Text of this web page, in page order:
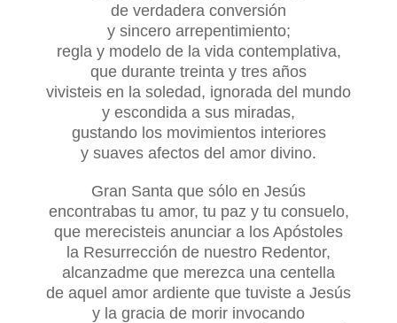
de verdadera conversión
y sincero arrepentimiento;
regla y modelo de la vida contemplativa,
que durante treinta y tres años
vivisteis en la soledad, ignorada del mundo
y escondida a sus miradas,
gustando los movimientos interiores
y suaves afectos del amor divino.
Gran Santa que sólo en Jesús
encontrabas tu amor, tu paz y tu consuelo,
que merecisteis anunciar a los Apóstoles
la Resurrección de nuestro Redentor,
alcanzadme que merezca una centella
de aquel amor ardiente que tuviste a Jesús
y la gracia de morir invocando